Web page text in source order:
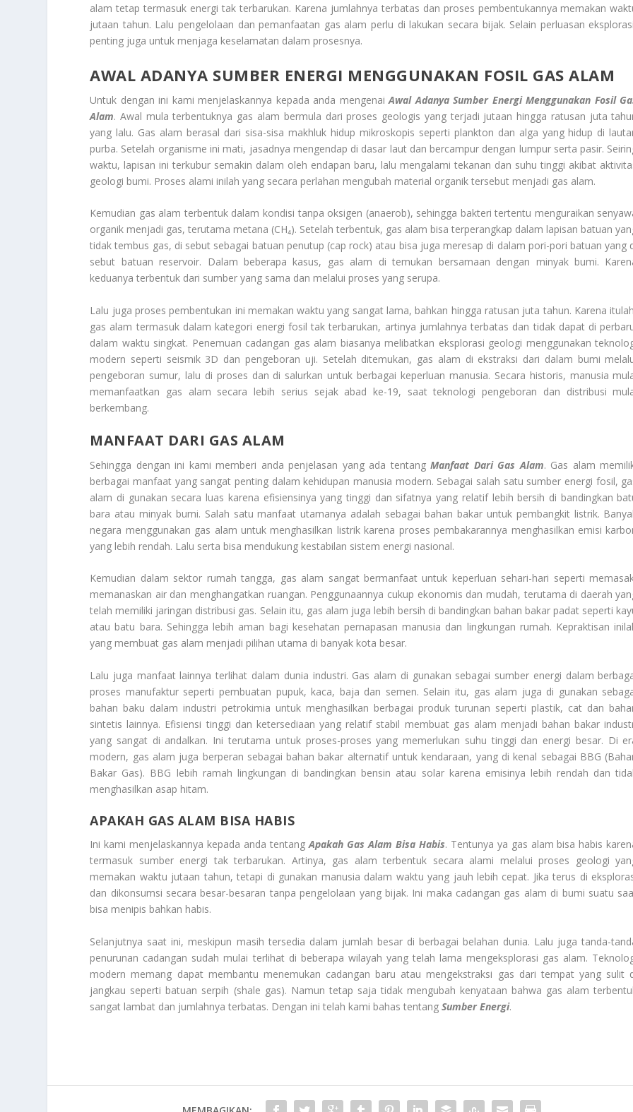
alam tetap termasuk energi tak terbarukan. Karena jumlahnya terbatas dan proses pembentukannya memakan
jutaan tahun. Lalu pengelolaan dan pemanfaatan gas alam perlu di lakukan secara bijak. Selain perluasan
penting juga untuk menjaga keselamatan dalam prosesnya.
AWAL ADANYA SUMBER ENERGI MENGGUNAKAN FOSIL GAS ALAM
Untuk dengan ini kami menjelaskannya kepada anda mengenaiAwal Adanya Sumber Energi Menggunakan Fosil
Alam. Awal mula terbentuknya gas alam bermula dari proses geologis yang terjadi jutaan hingga ratusan juta
yang lalu. Gas alam berasal dari sisa-sisa makhluk hidup mikroskopis seperti plankton dan alga yang hidup di
purba. Setelah organisme ini mati, jasadnya mengendap di dasar laut dan bercampur dengan lumpur serta pasir.
waktu, lapisan ini terkubur semakin dalam oleh endapan baru, lalu mengalami tekanan dan suhu tinggi akibat
geologi bumi. Proses alami inilah yang secara perlahan mengubah material organik tersebut menjadi gas alam.
Kemudian gas alam terbentuk dalam kondisi tanpa oksigen (anaerob), sehingga bakteri tertentu menguraikan
organik menjadi gas, terutama metana (CH₄). Setelah terbentuk, gas alam bisa terperangkap dalam lapisan batuan
tidak tembus gas, di sebut sebagai batuan penutup (cap rock) atau bisa juga meresap di dalam pori-pori batuan yang
sebut batuan reservoir. Dalam beberapa kasus, gas alam di temukan bersamaan dengan minyak bumi.
keduanya terbentuk dari sumber yang sama dan melalui proses yang serupa.
Lalu juga proses pembentukan ini memakan waktu yang sangat lama, bahkan hingga ratusan juta tahun. Karena
gas alam termasuk dalam kategori energi fosil tak terbarukan, artinya jumlahnya terbatas dan tidak dapat di
dalam waktu singkat. Penemuan cadangan gas alam biasanya melibatkan eksplorasi geologi menggunakan
modern seperti seismik 3D dan pengeboran uji. Setelah ditemukan, gas alam di ekstraksi dari dalam bumi
pengeboran sumur, lalu di proses dan di salurkan untuk berbagai keperluan manusia. Secara historis, manusia
memanfaatkan gas alam secara lebih serius sejak abad ke-19, saat teknologi pengeboran dan distribusi
berkembang.
MANFAAT DARI GAS ALAM
Sehingga dengan ini kami memberi anda penjelasan yang ada tentangManfaat Dari Gas Alam. Gas alam
berbagai manfaat yang sangat penting dalam kehidupan manusia modern. Sebagai salah satu sumber energi fosil,
alam di gunakan secara luas karena efisiensinya yang tinggi dan sifatnya yang relatif lebih bersih di bandingkan
bara atau minyak bumi. Salah satu manfaat utamanya adalah sebagai bahan bakar untuk pembangkit listrik.
negara menggunakan gas alam untuk menghasilkan listrik karena proses pembakarannya menghasilkan emisi
yang lebih rendah. Lalu serta bisa mendukung kestabilan sistem energi nasional.
Kemudian dalam sektor rumah tangga, gas alam sangat bermanfaat untuk keperluan sehari-hari seperti
memanaskan air dan menghangatkan ruangan. Penggunaannya cukup ekonomis dan mudah, terutama di daerah
telah memiliki jaringan distribusi gas. Selain itu, gas alam juga lebih bersih di bandingkan bahan bakar padat seperti
atau batu bara. Sehingga lebih aman bagi kesehatan pernapasan manusia dan lingkungan rumah. Kepraktisan
yang membuat gas alam menjadi pilihan utama di banyak kota besar.
Lalu juga manfaat lainnya terlihat dalam dunia industri. Gas alam di gunakan sebagai sumber energi dalam
proses manufaktur seperti pembuatan pupuk, kaca, baja dan semen. Selain itu, gas alam juga di gunakan
bahan baku dalam industri petrokimia untuk menghasilkan berbagai produk turunan seperti plastik, cat dan
sintetis lainnya. Efisiensi tinggi dan ketersediaan yang relatif stabil membuat gas alam menjadi bahan bakar
yang sangat di andalkan. Ini terutama untuk proses-proses yang memerlukan suhu tinggi dan energi besar. Di
modern, gas alam juga berperan sebagai bahan bakar alternatif untuk kendaraan, yang di kenal sebagai BBG
Bakar Gas). BBG lebih ramah lingkungan di bandingkan bensin atau solar karena emisinya lebih rendah dan
menghasilkan asap hitam.
APAKAH GAS ALAM BISA HABIS
Ini kami menjelaskannya kepada anda tentangApakah Gas Alam Bisa Habis. Tentunya ya gas alam bisa habis
termasuk sumber energi tak terbarukan. Artinya, gas alam terbentuk secara alami melalui proses geologi
memakan waktu jutaan tahun, tetapi di gunakan manusia dalam waktu yang jauh lebih cepat. Jika terus di
dan dikonsumsi secara besar-besaran tanpa pengelolaan yang bijak. Ini maka cadangan gas alam di bumi suatu
bisa menipis bahkan habis.
Selanjutnya saat ini, meskipun masih tersedia dalam jumlah besar di berbagai belahan dunia. Lalu juga tanda-
penurunan cadangan sudah mulai terlihat di beberapa wilayah yang telah lama mengeksplorasi gas alam.
modern memang dapat membantu menemukan cadangan baru atau mengekstraksi gas dari tempat yang sulit
jangkau seperti batuan serpih (shale gas). Namun tetap saja tidak mengubah kenyataan bahwa gas alam
sangat lambat dan jumlahnya terbatas. Dengan ini telah kami bahas tentangSumber Energi.